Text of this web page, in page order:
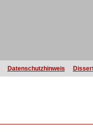
Datenschutzhinweis